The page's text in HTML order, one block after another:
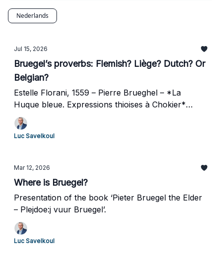
Nederlands
Jul 15, 2026
Bruegel’s proverbs: Flemish? Liège? Dutch? Or
Belgian?
Estelle Florani, 1559 – Pierre Brueghel – *La
Huque bleue. Expressions thioises à Chokier*
(*The Blue Huyck. Dutch expressions in
Chokire*).
Luc Savelkoul
Mar 12, 2026
Where is Bruegel?
Presentation of the book ‘Pieter Bruegel the Elder
– Plejdoe:j vuur Bruegel’.
Luc Savelkoul